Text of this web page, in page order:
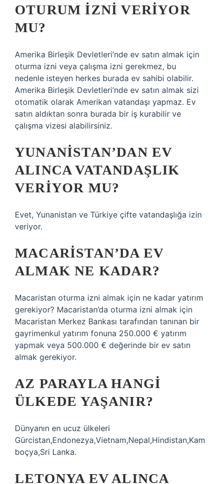
OTURUM IZNI VERIYOR
MU?
Amerika Birleşik Devletleri’nde ev satın almak için
oturma izni veya çalışma izni gerekmez, bu
nedenle isteyen herkes burada ev sahibi olabilir.
Amerika Birleşik Devletleri’nde ev satın almak sizi
otomatik olarak Amerikan vatandaşı yapmaz. Ev
satın aldıktan sonra burada bir iş kurabilir ve
çalışma vizesi alabilirsiniz.
YUNANISTAN’DAN EV
ALINCA VATANDAŞLIK
VERIYOR MU?
Evet, Yunanistan ve Türkiye çifte vatandaşlığa izin
veriyor.
MACARISTAN’DA EV
ALMAK NE KADAR?
Macaristan oturma izni almak için ne kadar yatırım
gerekiyor? Macaristan’da oturma izni almak için
Macaristan Merkez Bankası tarafından tanınan bir
gayrimenkul yatırım fonuna 250.000 € yatırım
yapmak veya 500.000 € değerinde bir ev satın
almak gerekiyor.
AZ PARAYLA HANGI
ÜLKEDE YAŞANIR?
Dünyanın en ucuz ülkeleri
Gürcistan,Endonezya,Vietnam,Nepal,Hindistan,Kam
boçya,Sri Lanka.
LETONYA EV ALINCA